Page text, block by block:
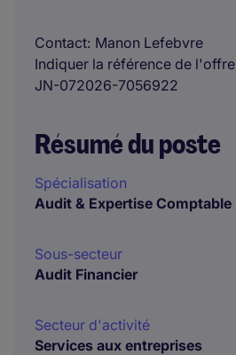
Contact Manon Lefebvre
Indiquer la référence de l'offre
JN-072026-7056922
Résumé du poste
Spécialisation
Audit & Expertise Comptable
Sous-secteur
Audit Financier
Secteur d'activité
Services aux entreprises